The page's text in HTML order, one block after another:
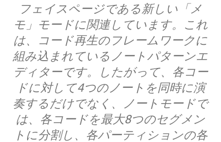
フェイスページである新しい「メ
モ」モードに関連しています。これ
は、コード再生のフレームワークに
組み込まれているノートパターンエ
ディターです。したがって、各コー
ドに対して4つのノートを同時に演
奏するだけでなく、ノートモードで
は、各コードを最大8つのセグメン
トに分割し、各パーティションの各